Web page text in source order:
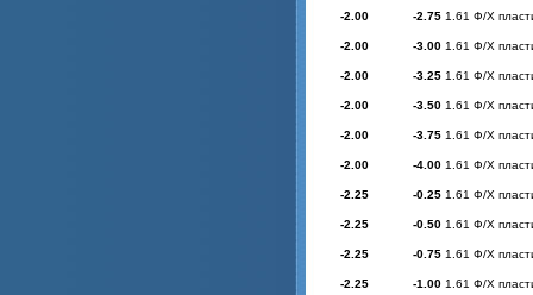
-2.00 -2.75 1.61 Ф/Х
-2.00 -3.00 1.61 Ф/Х
-2.00 -3.25 1.61 Ф/Х
-2.00 -3.50 1.61 Ф/Х
-2.00 -3.75 1.61 Ф/Х
-2.00 -4.00 1.61 Ф/Х
-2.25 -0.25 1.61 Ф/Х
-2.25 -0.50 1.61 Ф/Х
-2.25 -0.75 1.61 Ф/Х
-2.25 -1.00 1.61 Ф/Х